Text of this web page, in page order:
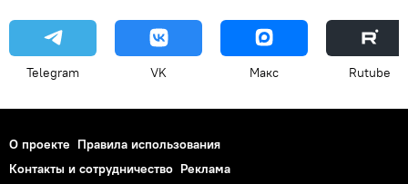
Telegram VK Макс Rutube
О проекте Правила использования
Контакты и сотрудничество Реклама